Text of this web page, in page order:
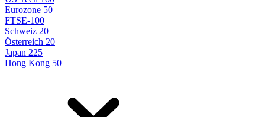
Eurozone 50
FTSE-100
Schweiz 20
Österreich 20
Japan 225
Hong Kong 50